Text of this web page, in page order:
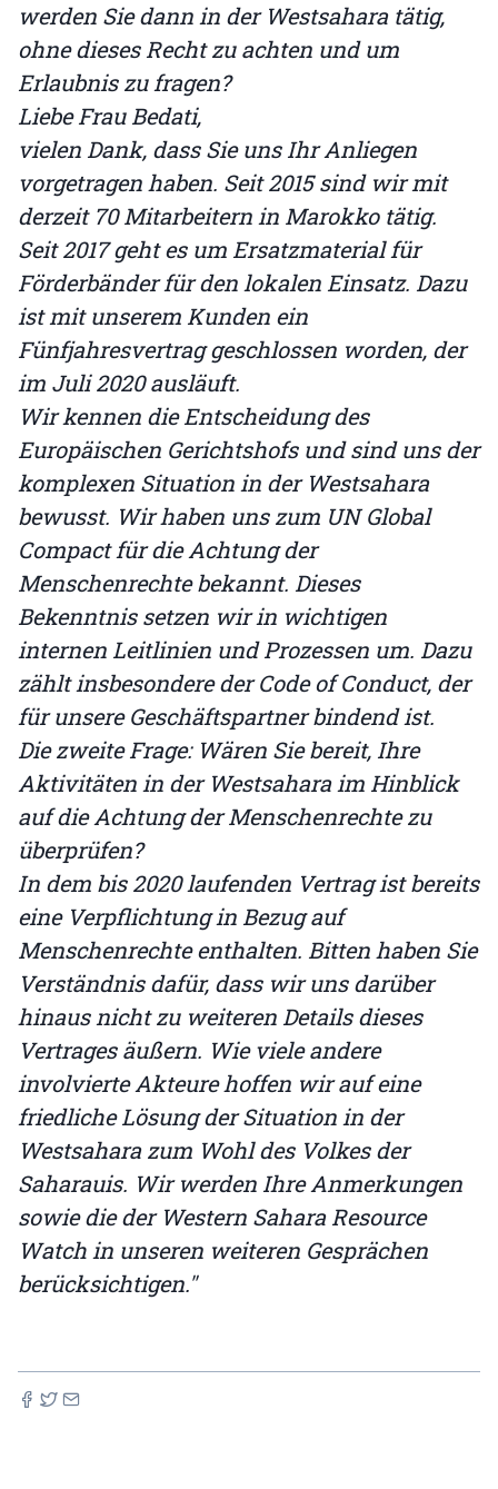
werden Sie dann in der Westsahara tätig,
ohne dieses Recht zu achten und um
Erlaubnis zu fragen?
Liebe Frau Bedati,
vielen Dank, dass Sie uns Ihr Anliegen
vorgetragen haben. Seit 2015 sind wir mit
derzeit 70 Mitarbeitern in Marokko tätig.
Seit 2017 geht es um Ersatzmaterial für
Förderbänder für den lokalen Einsatz. Dazu
ist mit unserem Kunden ein
Fünfjahresvertrag geschlossen worden, der
im Juli 2020 ausläuft.
Wir kennen die Entscheidung des
Europäischen Gerichtshofs und sind uns der
komplexen Situation in der Westsahara
bewusst. Wir haben uns zum UN Global
Compact für die Achtung der
Menschenrechte bekannt. Dieses
Bekenntnis setzen wir in wichtigen
internen Leitlinien und Prozessen um. Dazu
zählt insbesondere der Code of Conduct, der
für unsere Geschäftspartner bindend ist.
Die zweite Frage: Wären Sie bereit, Ihre
Aktivitäten in der Westsahara im Hinblick
auf die Achtung der Menschenrechte zu
überprüfen?
In dem bis 2020 laufenden Vertrag ist bereits
eine Verpflichtung in Bezug auf
Menschenrechte enthalten. Bitten haben Sie
Verständnis dafür, dass wir uns darüber
hinaus nicht zu weiteren Details dieses
Vertrages äußern. Wie viele andere
involvierte Akteure hoffen wir auf eine
friedliche Lösung der Situation in der
Westsahara zum Wohl des Volkes der
Saharauis. Wir werden Ihre Anmerkungen
sowie die der Western Sahara Resource
Watch in unseren weiteren Gesprächen
berücksichtigen."